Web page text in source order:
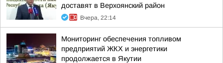
доставят в Верхоянский район
Вчера, 22:14
Мониторинг обеспечения топливом
предприятий ЖКХ и энергетики
продолжается в Якутии